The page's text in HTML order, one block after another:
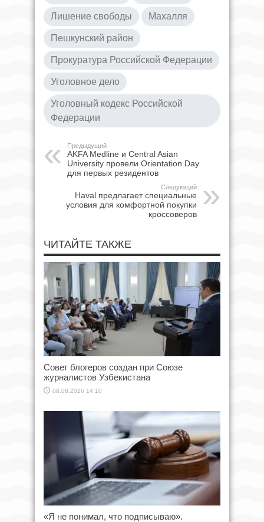
Лишение свободы Махалля
Пешкунский район
Прокуратура Российской Федерации
Уголовное дело
Уголовный кодекс Российской
Федерации
Предыдущий
AKFA Medline и Central Asian
University провели Orientation Day
для первых резидентов
Следующий
Haval предлагает специальные
условия для комфортной покупки
кроссоверов
ЧИТАЙТЕ ТАКЖЕ
Совет блогеров создан при Союзе
журналистов Узбекистана
08.08.2026 14:10
«Я не понимал, что подписываю».